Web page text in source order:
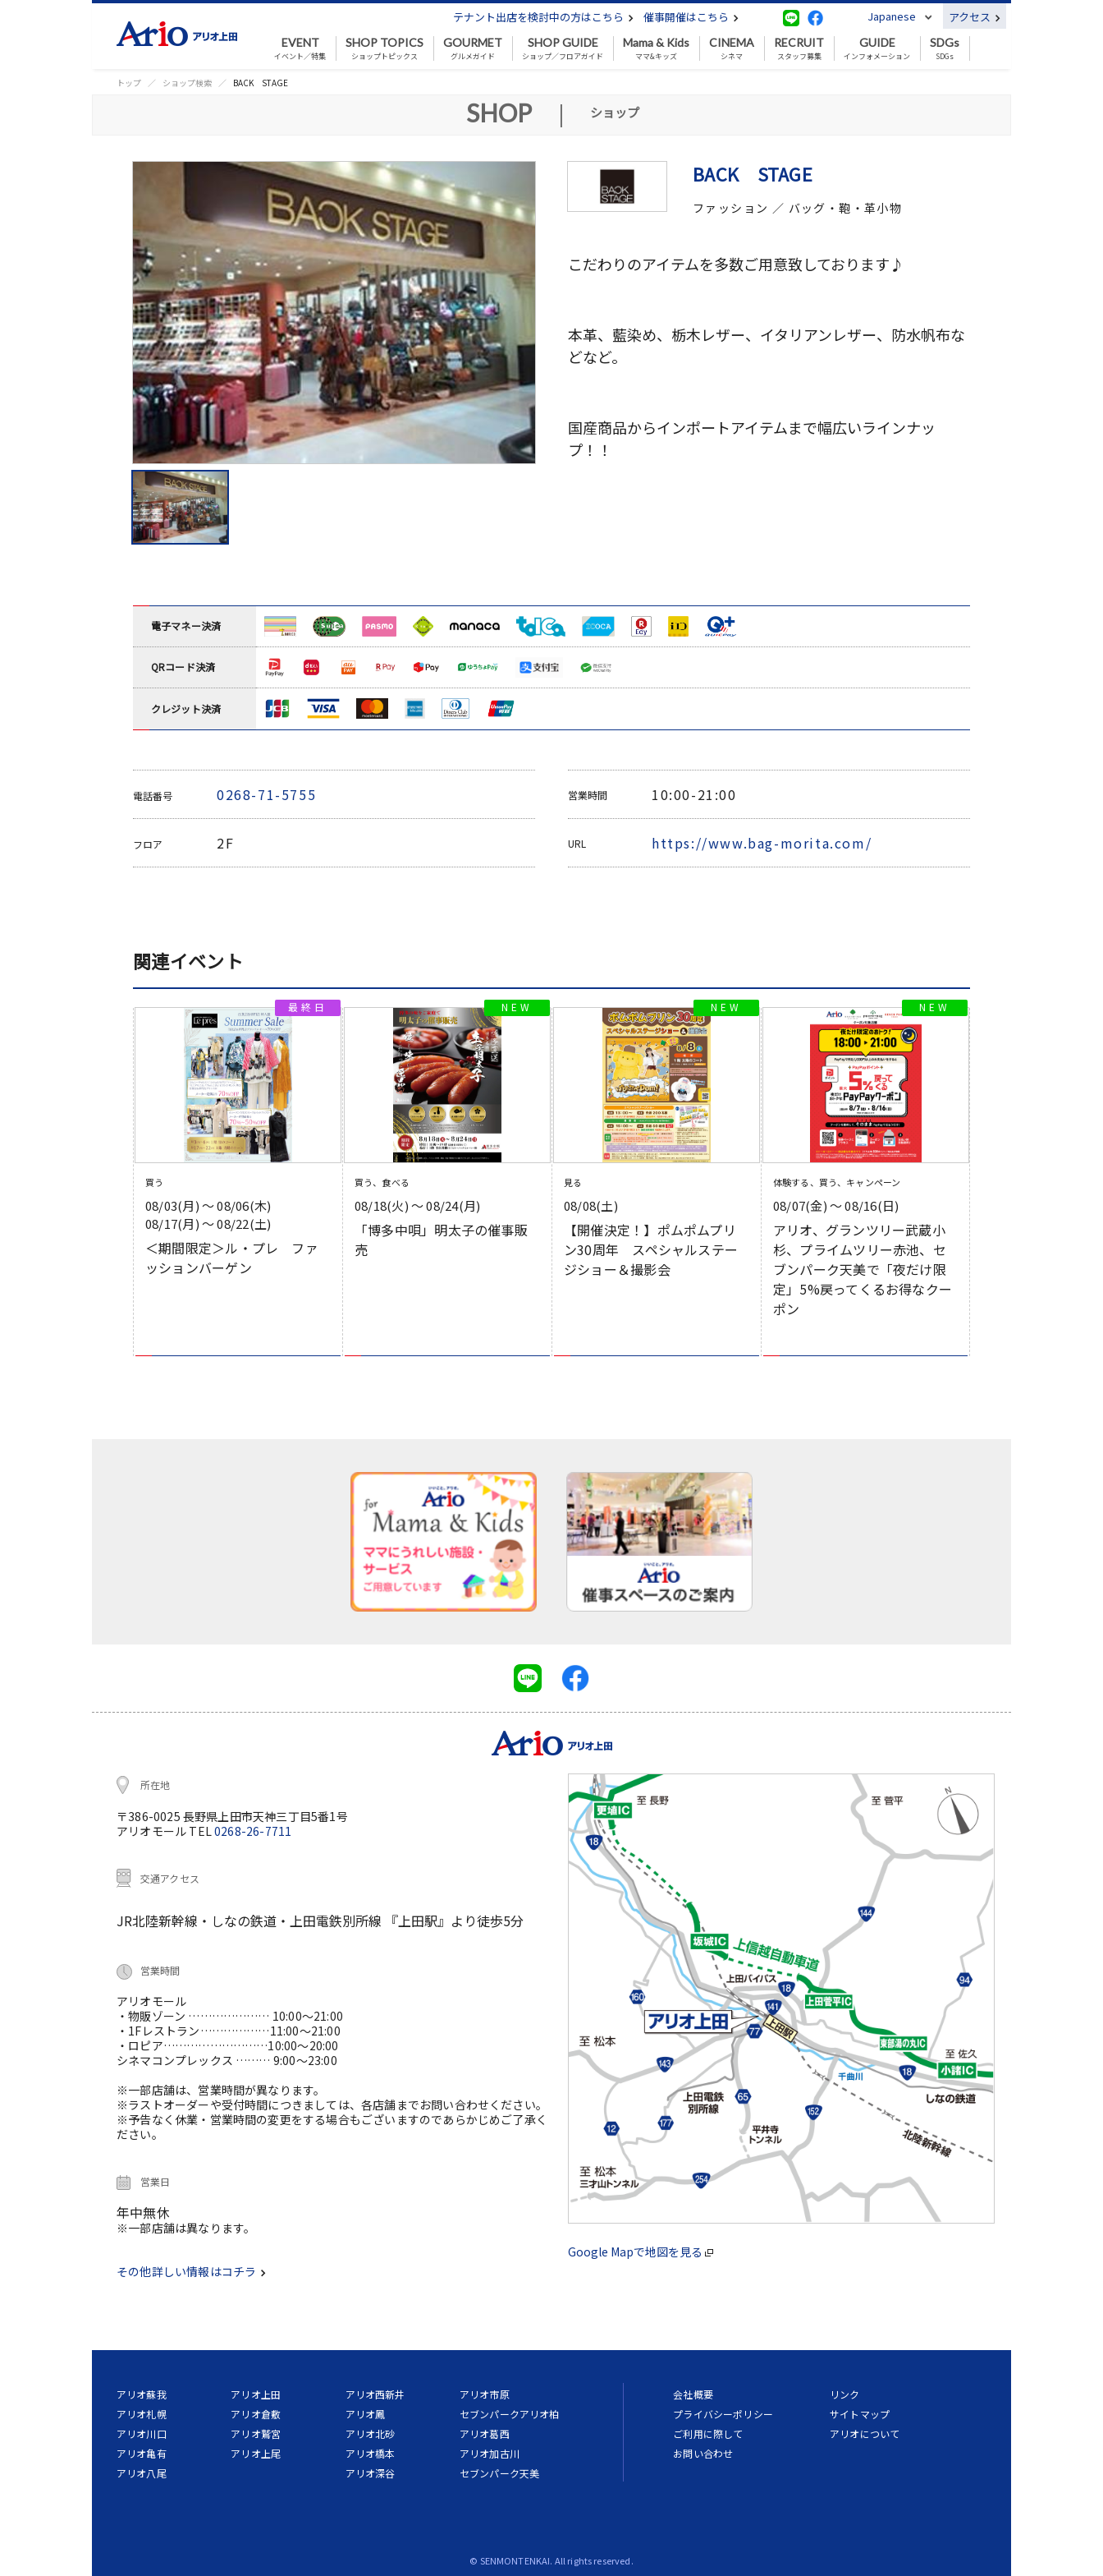
テナント出店を検討中の方はこちら 催事開催はこちら Japanese アクセス
EVENT
イベント／特集
SHOP TOPICS
ショップトピックス
GOURMET
グルメガイド
SHOP GUIDE
ショップ／フロアガイド
Mama & Kids
ママ&キッズ
CINEMA
シネマ
RECRUIT
スタッフ募集
GUIDE
インフォメーション
SDGs
SDGs
トップ ショップ検索 BACK STAGE
SHOP | ショップ
BACK STAGE
ファッション ／ バッグ・鞄・革小物
こだわりのアイテムを多数ご用意致しております♪
本革、藍染め、栃木レザー、イタリアンレザー、防水帆布な
どなど。
国産商品からインポートアイテムまで幅広いラインナッ
プ！！
電子マネー決済
QRコード決済
クレジット決済
電話番号 0268-71-5755
フロア 2F
営業時間 10:00-21:00
URL https://www.bag-morita.com/
関連イベント
買う
08/03(月) 〜 08/06(木)
08/17(月) 〜 08/22(土)
＜期間限定＞ル・プレ ファ
ッションバーゲン
買う、食べる
08/18(火) 〜 08/24(月)
「博多中唄」明太子の催事販
売
見る
08/08(土)
【開催決定！】ポムポムプリ
ン30周年 スペシャルステー
ジショー＆撮影会
体験する、買う、キャンペーン
08/07(金) 〜 08/16(日)
アリオ、グランツリー武蔵小
杉、プライムツリー赤池、セ
ブンパーク天美で「夜だけ限
定」5%戻ってくるお得なクー
ポン
所在地
〒386-0025 長野県上田市天神三丁目5番1号
アリオモール TEL0268-26-7711
交通アクセス
JR北陸新幹線・しなの鉄道・上田電鉄別所線 『上田駅』より徒歩5分
営業時間
アリオモール
・物販ゾーン ………………… 10:00～21:00
・1Fレストラン………………11:00～21:00
・ロピア………………………10:00～20:00
シネマコンプレックス ……… 9:00～23:00
※一部店舗は、営業時間が異なります。
※ラストオーダーや受付時間につきましては、各店舗までお問い合わせください。
※予告なく休業・営業時間の変更をする場合もございますのであらかじめご了承く
ださい。
営業日
年中無休
※一部店舗は異なります。
その他詳しい情報はコチラ
Google Mapで地図を見る
アリオ蘇我
アリオ札幌
アリオ川口
アリオ亀有
アリオ八尾
アリオ上田
アリオ倉敷
アリオ鷲宮
アリオ上尾
アリオ西新井
アリオ鳳
アリオ北砂
アリオ橋本
アリオ深谷
アリオ市原
セブンパークアリオ柏
アリオ葛西
アリオ加古川
セブンパーク天美
会社概要
プライバシーポリシー
ご利用に際して
お問い合わせ
リンク
サイトマップ
アリオについて
© SENMONTENKAI. All rights reserved.